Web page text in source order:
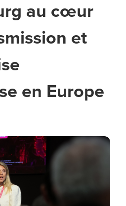
au cœur
et
en Europe